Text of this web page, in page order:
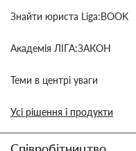
Знайти юриста Liga:BOOK
Академія ЛІГА:ЗАКОН
Теми в центрі уваги
Усі рішення і продукти